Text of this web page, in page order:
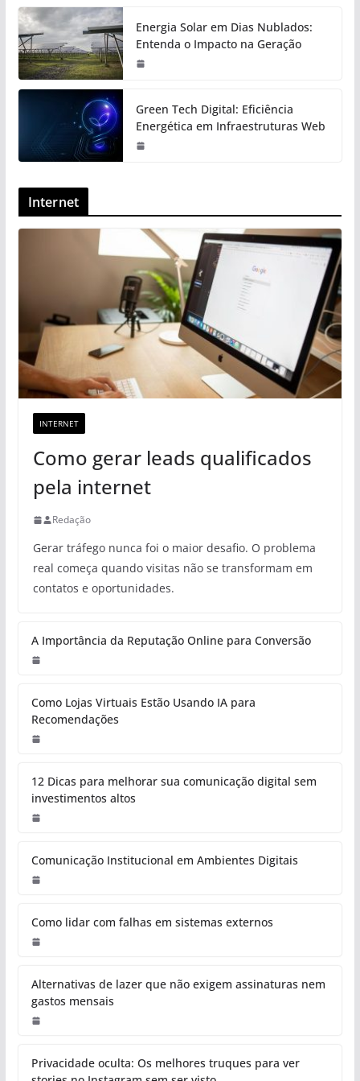
Energia Solar em Dias Nublados:
Entenda o Impacto na Geração
Green Tech Digital: Eficiência
Energética em Infraestruturas Web
Internet
INTERNET
Como gerar leads qualificados
pela internet
Redação
Gerar tráfego nunca foi o maior desafio. O problema
real começa quando visitas não se transformam em
contatos e oportunidades.
A Importância da Reputação Online para Conversão
Como Lojas Virtuais Estão Usando IA para
Recomendações
12 Dicas para melhorar sua comunicação digital sem
investimentos altos
Comunicação Institucional em Ambientes Digitais
Como lidar com falhas em sistemas externos
Alternativas de lazer que não exigem assinaturas nem
gastos mensais
Privacidade oculta: Os melhores truques para ver